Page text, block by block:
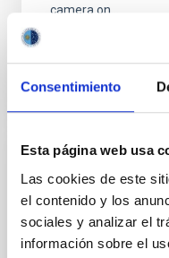
Consentimiento
Esta página web usa
Las cookies de este
el contenido y los
sociales y analizar el
información sobre el
camera on...
CEERS Key
Nature of HST-
The new